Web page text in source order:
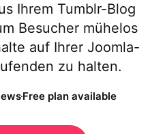
Ihrem Tumblr-Blog
Besucher mühelos
auf Ihrer Joomla-
zu halten.
Free plan available